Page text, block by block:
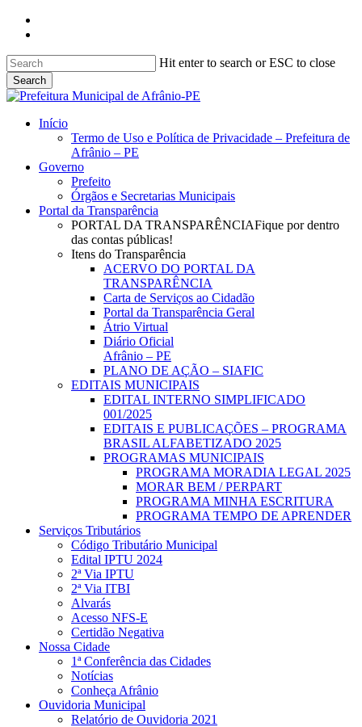
Skip
content
Hit enter to search or ESC to close
Search
Close
search
Menu
Início
Termo de Uso e Política de Privacidade – Prefeitura de
Afrânio – PE
Governo
Prefeito
Órgãos e Secretarias Municipais
Portal da Transparência
PORTAL DA TRANSPARÊNCIAFique por dentro
das contas públicas!
Itens do Transparência
ACERVO DO PORTAL DA
TRANSPARÊNCIA
Carta de Serviços ao Cidadão
Portal da Transparência Geral
Átrio Virtual
Diário Oficial
Afrânio – PE
PLANO DE AÇÃO – SIAFIC
EDITAIS MUNICIPAIS
EDITAL INTERNO SIMPLIFICADO
001/2025
EDITAIS E PUBLICAÇÕES – PROGRAMA
BRASIL ALFABETIZADO 2025
PROGRAMAS MUNICIPAIS
PROGRAMA MORADIA LEGAL 2025
MORAR BEM / PERPART
PROGRAMA MINHA ESCRITURA
PROGRAMA TEMPO DE APRENDER
Serviços Tributários
Código Tributário Municipal
Edital IPTU 2024
2ª Via IPTU
2ª Via ITBI
Alvarás
Acesso NFS-E
Certidão Negativa
Nossa Cidade
1ª Conferência das Cidades
Notícias
Conheça Afrânio
Ouvidoria Municipal
Relatório de Ouvidoria 2021